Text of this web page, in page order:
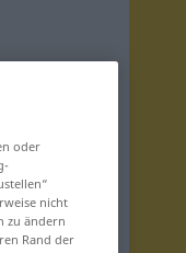
oder
nicht
zu ändern
Rand der